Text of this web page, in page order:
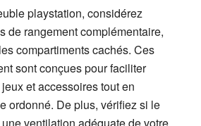
playstation, considérez
de rangement complémentaire,
compartiments cachés. Ces
sont conçues pour faciliter
et accessoires tout en
ordonné. De plus, vérifiez si le